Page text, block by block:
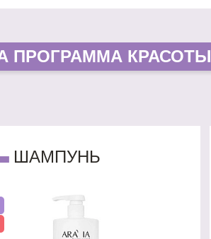
ПРОГРАММА КРАСОТЫ
ШАМПУНЬ